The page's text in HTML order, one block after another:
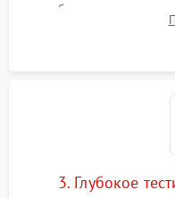
преобразователя и
на окисление и
3. Глубокое